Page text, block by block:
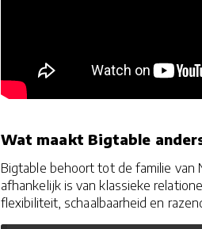
Wat maakt Bigtable
Bigtable behoort tot de familie
afhankelijk is van klassieke
flexibiliteit, schaalbaarheid en